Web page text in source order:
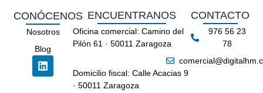
CONÓCENOS
Nosotros
Blog
ENCUENTRANOS
Oficina comercial: Camino del
Pilón 61 · 50011 Zaragoza
Domicilio fiscal: Calle Acacias 9
· 50011 Zaragoza
CONTACTO
976 56 23
78